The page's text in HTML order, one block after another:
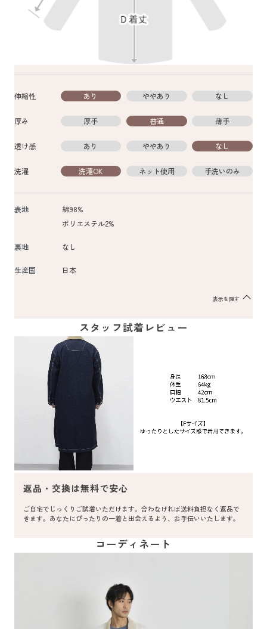
伸縮性 あり ややあり なし
厚み 厚手 普通 薄手
透け感 あり ややあり なし
洗濯 洗濯OK ネット使用 手洗いのみ
表地
綿98%
ポリエステル2%
裏地 なし
生産国 日本
表示を隠す
スタッフ試着レビュー
返品・交換は無料で安心
ご自宅でじっくりご試着いただけます。合わなければ送料負担なく返品で
きます。あなたにぴったりの一着と出会えるよう、お手伝いいたします。
コーディネート